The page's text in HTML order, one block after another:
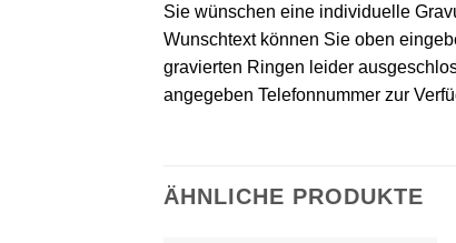
Sie wünschen eine individuelle
Wunschtext können Sie oben
gravierten Ringen leider
angegeben Telefonnummer zur
ÄHNLICHE PRODUKTE